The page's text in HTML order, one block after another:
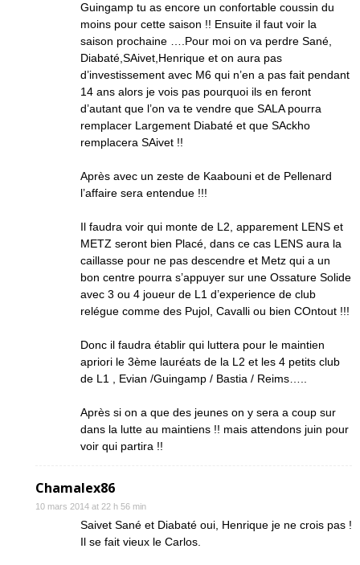
Guingamp tu as encore un confortable coussin du
moins pour cette saison !! Ensuite il faut voir la
saison prochaine ….Pour moi on va perdre Sané,
Diabaté,SAivet,Henrique et on aura pas
d’investissement avec M6 qui n’en a pas fait pendant
14 ans alors je vois pas pourquoi ils en feront
d’autant que l’on va te vendre que SALA pourra
remplacer Largement Diabaté et que SAckho
remplacera SAivet !!
Après avec un zeste de Kaabouni et de Pellenard
l’affaire sera entendue !!!
Il faudra voir qui monte de L2, apparement LENS et
METZ seront bien Placé, dans ce cas LENS aura la
caillasse pour ne pas descendre et Metz qui a un
bon centre pourra s’appuyer sur une Ossature Solide
avec 3 ou 4 joueur de L1 d’experience de club
relégue comme des Pujol, Cavalli ou bien COntout !!!
Donc il faudra établir qui luttera pour le maintien
apriori le 3ème lauréats de la L2 et les 4 petits club
de L1 , Evian /Guingamp / Bastia / Reims…..
Après si on a que des jeunes on y sera a coup sur
dans la lutte au maintiens !! mais attendons juin pour
voir qui partira !!
Chamalex86
10 mars 2014 at 22 h 56 min
Saivet Sané et Diabaté oui, Henrique je ne crois pas !
Il se fait vieux le Carlos.